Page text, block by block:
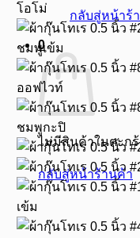
กลับสู่หน้าร้
0
ไม่มีสินค้าในตะก
กลับสู่หน้าร้านค้า
โอโม่
ชมพูเข้ม
ออฟไวท์
ชมพูกะปิ
เข้ม